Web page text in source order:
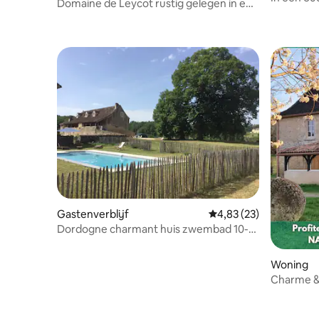
Domaine de Leycot rustig gelegen in een
Gastenverblijf Gemiddelde
4,83 (23)
Dordogne charmant huis zwembad 10-12
Woning
Charme